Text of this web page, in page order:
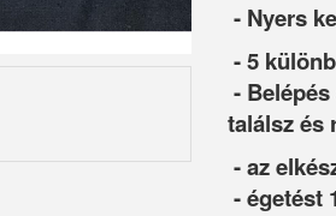
- Nyers
- 5
-
találsz és
- az
- égetést